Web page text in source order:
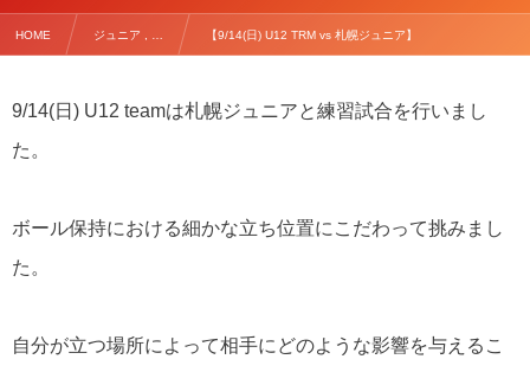
HOME ジュニア , … 【9/14(日) U12 TRM vs 札幌ジュニア】
9/14(日) U12 teamは札幌ジュニアと練習試合を行いまし
た。
ボール保持における細かな立ち位置にこだわって挑みまし
た。
自分が立つ場所によって相手にどのような影響を与えるこ